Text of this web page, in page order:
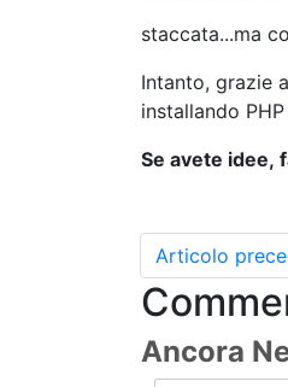
staccata...ma
Intanto, grazie
installando
Se avete idee,
Articolo
Ancora